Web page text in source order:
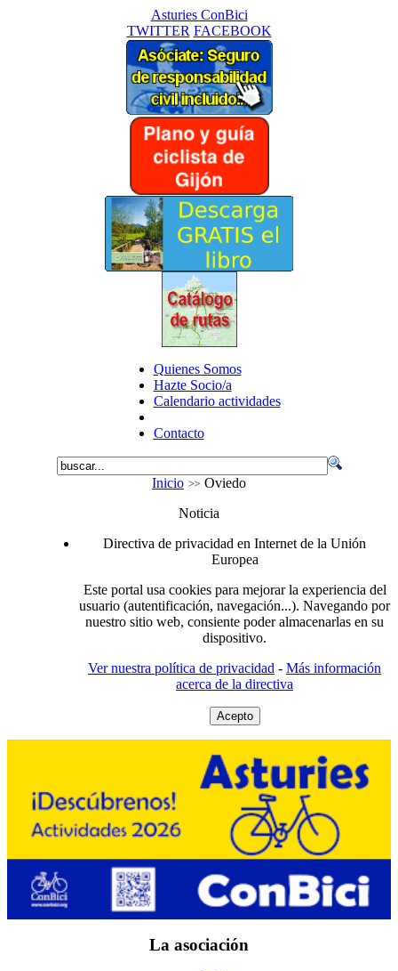
Asturies ConBici
TWITTER FACEBOOK
Quienes Somos
Hazte Socio/a
Calendario actividades
Contacto
Inicio
Oviedo
Noticia
Directiva de privacidad en Internet de la Unión
Europea
Este portal usa cookies para mejorar la experiencia del
usuario (autentificación, navegación...). Navegando por
nuestro sitio web, consiente poder almacenarlas en su
dispositivo.
Ver nuestra política de privacidad - Más información
acerca de la directiva
Acepto
La asociación